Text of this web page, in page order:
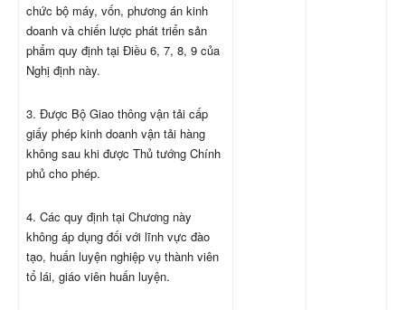
chức bộ máy, vốn, phương án kinh
doanh và chiến lược phát triển sản
phẩm quy định tại Điều 6, 7, 8, 9 của
Nghị định này.
3. Được Bộ Giao thông vận tải cấp
giấy phép kinh doanh vận tải hàng
không sau khi được Thủ tướng Chính
phủ cho phép.
4. Các quy định tại Chương này
không áp dụng đối với lĩnh vực đào
tạo, huấn luyện nghiệp vụ thành viên
tổ lái, giáo viên huấn luyện.